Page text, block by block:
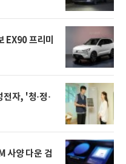
EX90 프리미
자, '청·정·
사양 다운 검